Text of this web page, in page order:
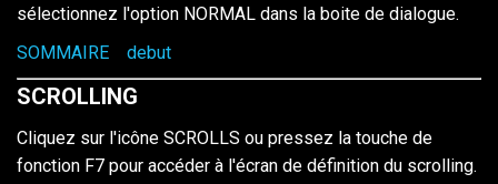
sélectionnez l'option NORMAL dans la boite de dialogue.
SOMMAIRE
debut
SCROLLING
Cliquez sur l'icône SCROLLS ou pressez la touche de
fonction F7 pour accéder à l'écran de définition du scrolling.